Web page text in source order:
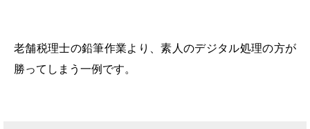
老舗税理士の鉛筆作業より、素人のデジタル処理の方が
勝ってしまう一例です。